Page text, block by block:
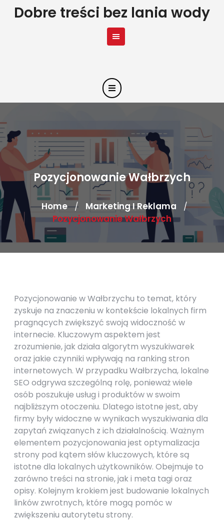
SkipDobre treści bez lania wody
Pozycjonowanie Wałbrzych
Home / Marketing I Reklama /
Pozycjonowanie Wałbrzych
Pozycjonowanie w Wałbrzychu to temat, który
zyskuje na znaczeniu w kontekście lokalnych firm
pragnących zwiększyć swoją widoczność w
internecie. Kluczowym aspektem jest
zrozumienie, jak działa algorytm wyszukiwarek
oraz jakie czynniki wpływają na ranking stron
internetowych. W przypadku Wałbrzycha, lokalne
SEO odgrywa szczególną rolę, ponieważ wiele
osób poszukuje usług i produktów w swoim
najbliższym otoczeniu. Dlatego istotne jest, aby
firmy były widoczne w wynikach wyszukiwania dla
zapytań związanych z ich działalnością. Ważnym
elementem pozycjonowania jest optymalizacja
strony pod kątem słów kluczowych, które są
istotne dla lokalnych użytkowników. Obejmuje to
zarówno treści na stronie, jak i meta tagi oraz
opisy. Kolejnym krokiem jest budowanie lokalnych
linków zwrotnych, które mogą pomóc w
zwiększeniu autorytetu strony.